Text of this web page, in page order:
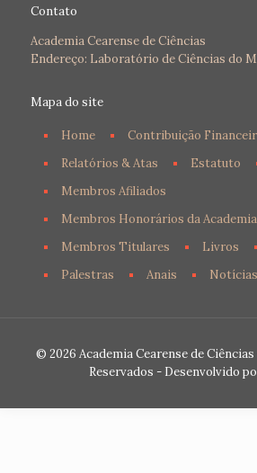
Contato
Academia Cearense de Ciências
Endereço: Laboratório de Ciências do
Mapa do site
Home Contribuição
Relatórios & Atas
Estatuto
Membros Afiliados
Membros Honorários da Academia
Membros Titulares
Livros
Palestras
Anais Notícias
© 2026 Academia Cearense de
Reservados - Desenvolvido